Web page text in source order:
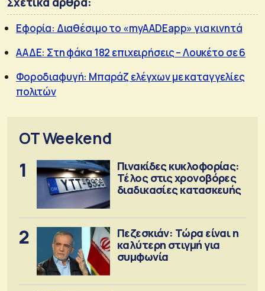
Εφορία: Διαθέσιμο το «myAADEapp» για κινητά
ΑΑΔΕ: Στη φάκα 182 επιχειρήσεις – Λουκέτο σε 6
Φοροδιαφυγή: Μπαράζ ελέγχων με καταγγελίες
πολιτών
OT Weekend
1
Πινακίδες κυκλοφορίας:
Τέλος στις χρονοβόρες
διαδικασίες κατασκευής
2
Πεζεσκιάν: Τώρα είναι η
καλύτερη στιγμή για
συμφωνία